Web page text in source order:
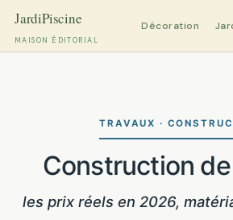
MAISON ÉDITORIAL
Décoration
TRAVAUX ·
Construction
les prix réels en 2026,